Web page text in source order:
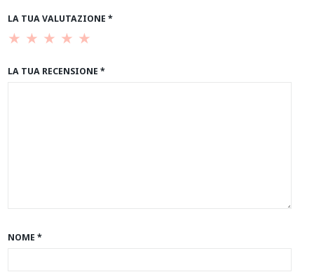
LA TUA VALUTAZIONE *
LA TUA RECENSIONE *
NOME *